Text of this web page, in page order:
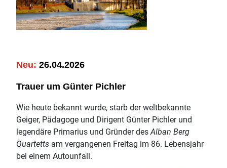
Neu: 26.04.2026
Trauer um Günter Pichler
Wie heute bekannt wurde, starb der weltbekannte
Geiger, Pädagoge und Dirigent Günter Pichler und
legendäre Primarius und Gründer desAlban Berg
Quartetts am vergangenen Freitag im 86. Lebensjahr
bei einem Autounfall.